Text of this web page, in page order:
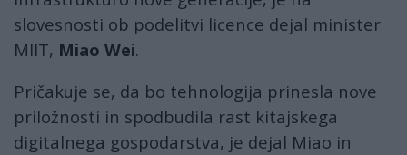
slovesnosti ob podelitvi licence dejal minister
MIIT, Miao Wei.
Pričakuje se, da bo tehnologija prinesla nove
priložnosti in spodbudila rast kitajskega
digitalnega gospodarstva, je dejal Miao in